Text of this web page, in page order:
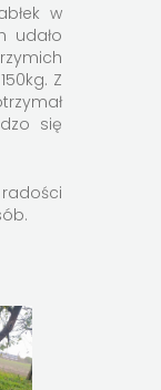
w
udało
Z
się
radości